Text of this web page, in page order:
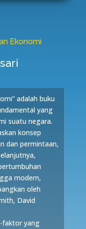
Ekonomi
adalah buku
yang
suatu negara.
konsep
dan permintaan,
modern,
oleh
David
faktor yang